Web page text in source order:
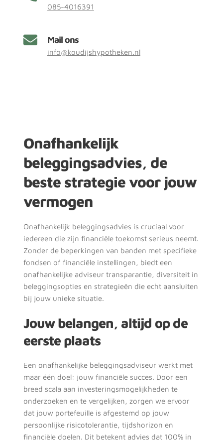
Adviesgesprek
aanvragen
085-4016391
Mail ons
info@koudijshypotheken.nl
Onafhankelijk
beleggingsadvies, de
beste strategie voor jouw
vermogen
Onafhankelijk beleggingsadvies is cruciaal voor
iedereen die zijn financiële toekomst serieus neemt.
Zonder de beperkingen van banden met specifieke
fondsen of financiële instellingen, biedt een
onafhankelijke adviseur transparantie, diversiteit in
beleggingsopties en strategieën die echt aansluiten
bij jouw unieke situatie.
Jouw belangen, altijd op de
eerste plaats
Een onafhankelijke beleggingsadviseur werkt met
maar één doel: jouw financiële succes. Door een
breed scala aan investeringsmogelijkheden te
onderzoeken en te vergelijken, zorgen we ervoor
dat jouw portefeuille is afgestemd op jouw
persoonlijke risicotolerantie, tijdshorizon en
financiële doelen. Dit betekent advies dat 100% in